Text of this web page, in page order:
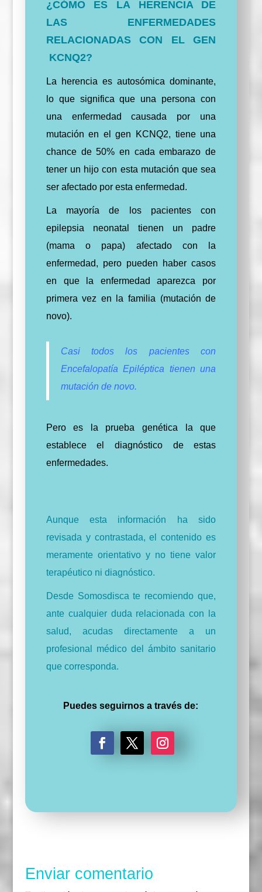
¿CÓMO ES LA HERENCIA DE
LAS ENFERMEDADES
RELACIONADAS CON EL GEN
KCNQ2?
La herencia es autosómica dominante,
lo que significa que una persona con
una enfermedad causada por una
mutación en el gen KCNQ2, tiene una
chance de 50% en cada embarazo de
tener un hijo con esta mutación que sea
ser afectado por esta enfermedad.
La mayoría de los pacientes con
epilepsia neonatal tienen un padre
(mama o papa) afectado con la
enfermedad, pero pueden haber casos
en que la enfermedad aparezca por
primera vez en la familia (mutación de
novo).
Casi todos los pacientes con
Encefalopatía Epiléptica tienen una
mutación de novo.
Pero es la prueba genética la que
establece el diagnóstico de estas
enfermedades.
Aunque esta información ha sido
revisada y contrastada, el contenido es
meramente orientativo y no tiene valor
terapéutico ni diagnóstico.
Desde Somosdisca te recomiendo que,
ante cualquier duda relacionada con la
salud, acudas directamente a un
profesional médico del ámbito sanitario
que corresponda.
Puedes seguirnos a través de:
Enviar comentario